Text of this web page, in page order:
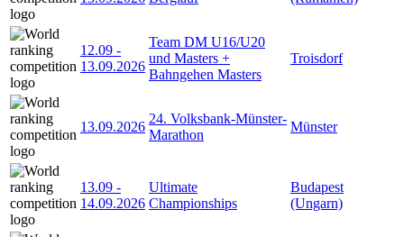
12.09 -
13.09.2026
Team DM U16/U20
und Masters +
Bahngehen Masters
Troisdorf
13.09.2026
24. Volksbank-Münster-
Marathon
Münster
13.09 -
14.09.2026
Ultimate
Championships
Budapest
(Ungarn)